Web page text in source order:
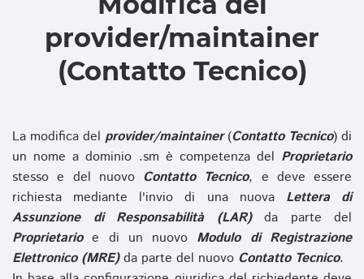
provider/maintainer
(Contatto Tecnico)
La modifica del provider/maintainer(Contatto Tecnico) di
un nome a dominio .sm è competenza del Proprietario
stesso e del nuovo Contatto Tecnico, e deve essere
richiesta mediante l'invio di una nuova Lettera di
Assunzione di Responsabilità (LAR)da parte del
Proprietarioe di un nuovo Modulo di Registrazione
Elettronico (MRE)da parte del nuovo Contatto Tecnico.